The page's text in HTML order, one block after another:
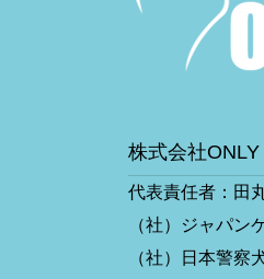
株式会社ONLY
代表責任者：田
（社）ジャパン
（社）日本警察